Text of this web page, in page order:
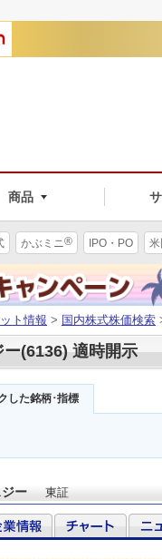
商品
かぶミニ® IPO・PO
ト情報 > 国内株式株価検索
(6136) 適時開示
した銘柄･指標
ー 東証